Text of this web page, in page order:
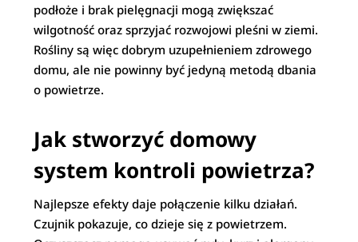
podłoże i brak pielęgnacji mogą zwiększać
wilgotność oraz sprzyjać rozwojowi pleśni w ziemi.
Rośliny są więc dobrym uzupełnieniem zdrowego
domu, ale nie powinny być jedyną metodą dbania
o powietrze.
Jak stworzyć domowy
system kontroli powietrza?
Najlepsze efekty daje połączenie kilku działań.
Czujnik pokazuje, co dzieje się z powietrzem.